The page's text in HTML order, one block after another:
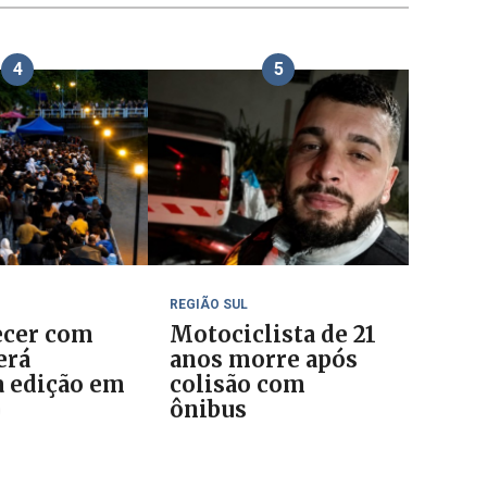
4
com
edição em
5
REGIÃO SUL
Motociclista de 21
anos morre após
colisão com
ônibus